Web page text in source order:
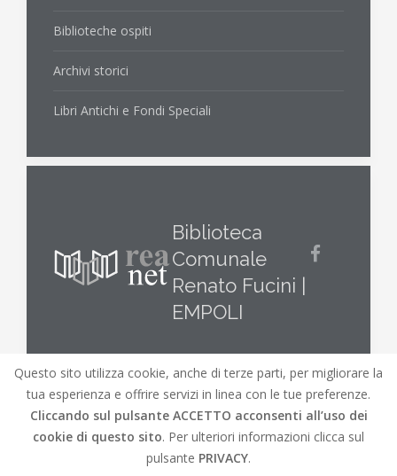
Biblioteche ospiti
Archivi storici
Libri Antichi e Fondi Speciali
Biblioteca
Comunale
Renato Fucini |
EMPOLI
© REA.net 2019 |REA.netBiblioteche lungo l'Elsa
Mappa del Sito|Credits
Questo sito utilizza cookie, anche di terze parti, per migliorare la
tua esperienza e offrire servizi in linea con le tue preferenze.
Cliccando sul pulsante ACCETTO acconsenti all’uso dei
cookie di questo sito. Per ulteriori informazioni clicca sul
pulsante PRIVACY.